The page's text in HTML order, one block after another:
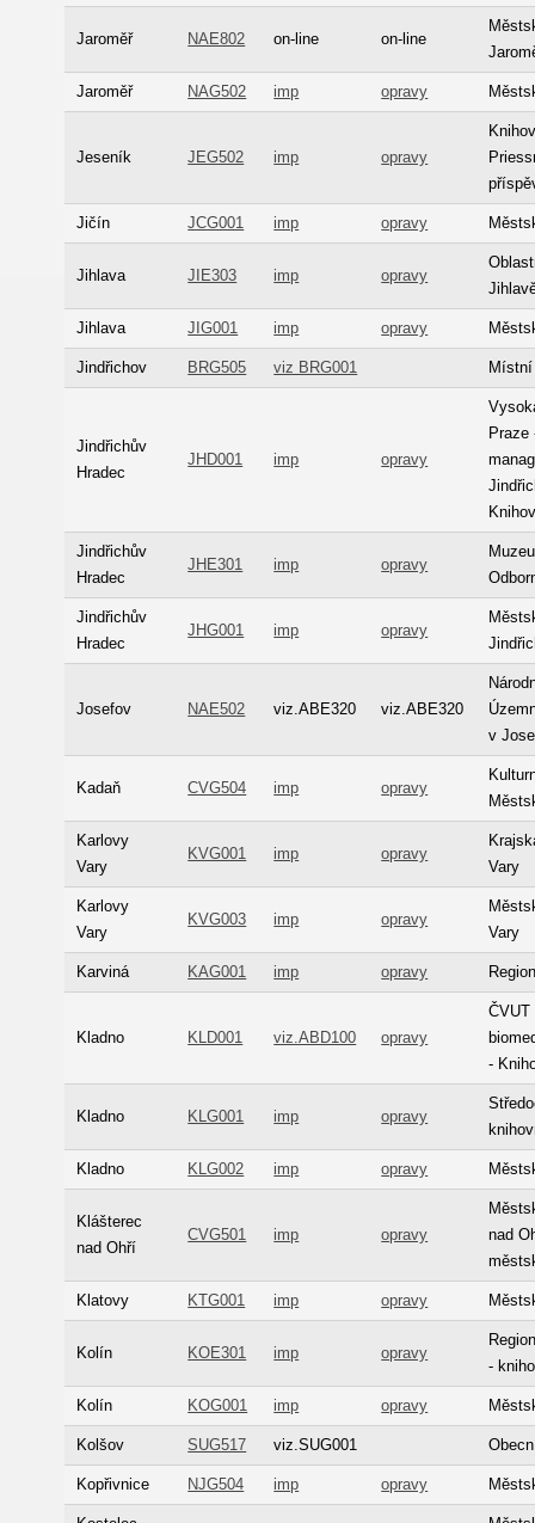
Jaroměř NAE802 on-line on-line
Jaroměř NAG502 imp opravy
Jeseník JEG502 imp opravy
Jičín JCG001 imp opravy
Jihlava JIE303 imp opravy
Jihlava JIG001 imp opravy
Jindřichov BRG505 viz BRG001
Jindřichův
Hradec
JHD001 imp opravy
Praze
Jindřichův
Hradec
JHE301 imp opravy
Jindřichův
Hradec
JHG001 imp opravy
Josefov NAE502 viz.ABE320 viz.ABE320
v
Kadaň CVG504 imp opravy
Karlovy
Vary
KVG001 imp opravy
Vary
Karlovy
Vary
KVG003 imp opravy
Vary
Karviná KAG001 imp opravy
Kladno KLD001 viz.ABD100 opravy
ČVUT
-
Kladno KLG001 imp opravy
Kladno KLG002 imp opravy
Klášterec
nad Ohří
CVG501 imp opravy
nad
Klatovy KTG001 imp opravy
Kolín KOE301 imp opravy
-
Kolín KOG001 imp opravy
Kolšov SUG517 viz.SUG001
Kopřivnice NJG504 imp opravy